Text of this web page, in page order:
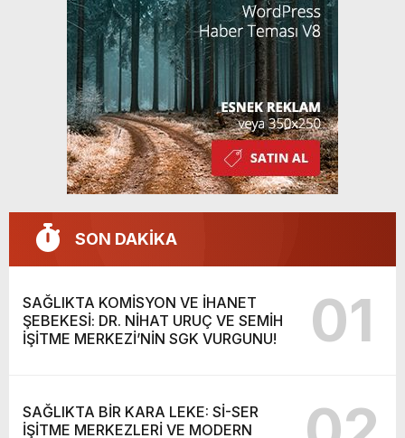
SON DAKİKA
SAĞLIKTA KOMİSYON VE İHANET
ŞEBEKESİ: DR. NİHAT URUÇ VE SEMİH
İŞİTME MERKEZİ’NİN SGK VURGUNU!
01
SAĞLIKTA BİR KARA LEKE: Sİ-SER
İŞİTME MERKEZLERİ VE MODERN